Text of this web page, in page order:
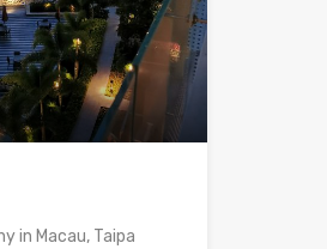
in Macau, Taipa